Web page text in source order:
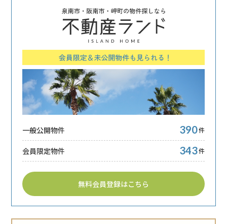
一般公開物件 390件
会員限定物件 343件
無料会員登録はこちら